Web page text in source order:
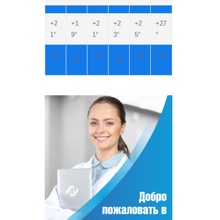
+2
1°
+1
9°
+2
1°
+2
3°
+2
5°
+27
°
+11
°
+8°
+11
°
+9°
+11
°
+14
°